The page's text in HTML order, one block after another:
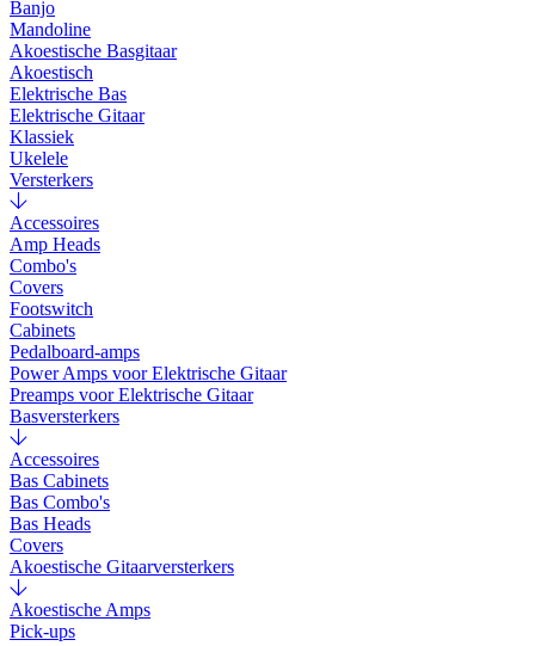
Banjo
Mandoline
Akoestische Basgitaar
Akoestisch
Elektrische Bas
Elektrische Gitaar
Klassiek
Ukelele
Versterkers
Accessoires
Amp Heads
Combo's
Covers
Footswitch
Cabinets
Pedalboard-amps
Power Amps voor Elektrische Gitaar
Preamps voor Elektrische Gitaar
Basversterkers
Accessoires
Bas Cabinets
Bas Combo's
Bas Heads
Covers
Akoestische Gitaarversterkers
Akoestische Amps
Pick-ups